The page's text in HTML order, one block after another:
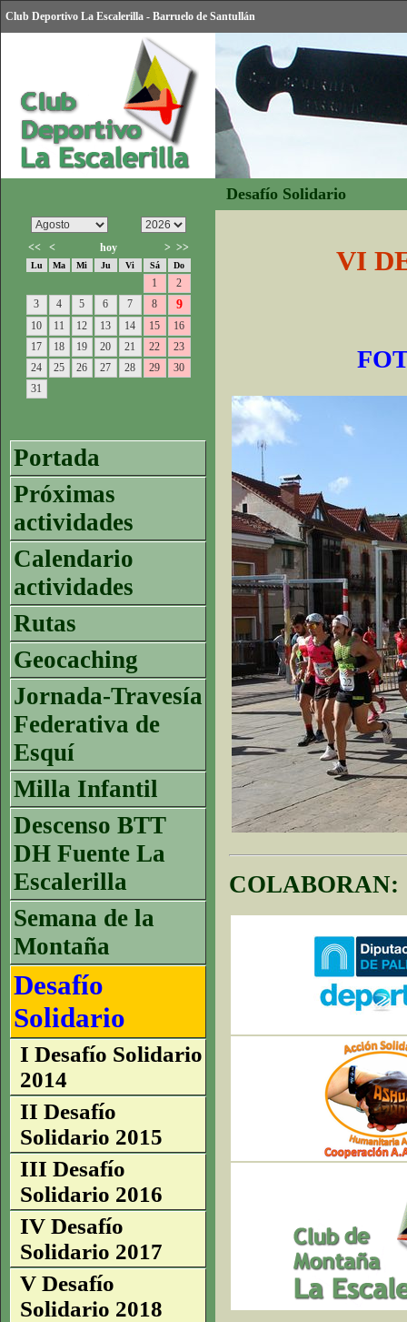
Club Deportivo La Escalerilla - Barruelo de Santullán
Desafío Solidario
<< < hoy > >>
Lu Ma Mi Ju Vi Sá Do
1
2
3
4 5 6 7 8 9
10 11 12 13 14 15
16
17
18 19 20 21 22
23
24
25 26 27 28 29
30
31
Portada
Próximas
actividades
Calendario
actividades
Rutas
Geocaching
Jornada-Travesía
Federativa de
Esquí
Milla Infantil
Descenso BTT
DH Fuente La
Escalerilla
Semana de la
Montaña
Desafío
Solidario
I Desafío Solidario
2014
II Desafío
Solidario 2015
III Desafío
Solidario 2016
IV Desafío
Solidario 2017
V Desafío
Solidario 2018
VI
COLABORAN: